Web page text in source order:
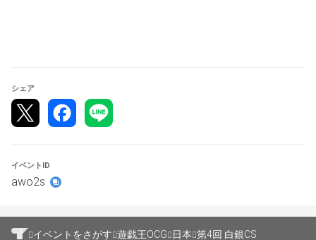
④ 大会参加費
【大会スケジュール】
10:20～ 開会式
10:30 予選スイスドロー1回戦
11:30 予選スイスドロー2回戦
12:30 予選スイスドロー3回戦
シェア
イベントID
awo2s
イベントをさがす 遊戯王OCG 日本 第4回 白銀CS